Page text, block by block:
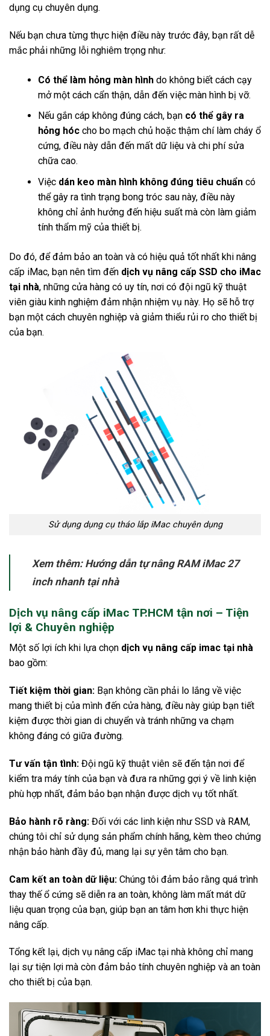
dụng cụ chuyên dụng.
Nếu bạn chưa từng thực hiện điều này trước đây, bạn rất dễ
mắc phải những lỗi nghiêm trọng như:
Có thể làm hỏng màn hình do không biết cách cạy
mở một cách cẩn thận, dẫn đến việc màn hình bị vỡ.
Nếu gắn cáp không đúng cách, bạn có thể gây ra
hỏng hóc cho bo mạch chủ hoặc thậm chí làm cháy ổ
cứng, điều này dẫn đến mất dữ liệu và chi phí sửa
chữa cao.
Việc dán keo màn hình không đúng tiêu chuẩn có
thể gây ra tình trạng bong tróc sau này, điều này
không chỉ ảnh hưởng đến hiệu suất mà còn làm giảm
tính thẩm mỹ của thiết bị.
Do đó, để đảm bảo an toàn và có hiệu quả tốt nhất khi nâng
cấp iMac, bạn nên tìm đến dịch vụ nâng cấp SSD cho iMac
tại nhà, những cửa hàng có uy tín, nơi có đội ngũ kỹ thuật
viên giàu kinh nghiệm đảm nhận nhiệm vụ này. Họ sẽ hỗ trợ
bạn một cách chuyên nghiệp và giảm thiểu rủi ro cho thiết bị
của bạn.
Sử dụng dụng cụ tháo lắp iMac chuyên dụng
Xem thêm: Hướng dẫn tự nâng RAM iMac 27
inch nhanh tại nhà
Dịch vụ nâng cấp iMac TP.HCM tận nơi – Tiện
lợi & Chuyên nghiệp
Một số lợi ích khi lựa chọn dịch vụ nâng cấp imac tại nhà
bao gồm:
Tiết kiệm thời gian: Bạn không cần phải lo lắng về việc
mang thiết bị của mình đến cửa hàng, điều này giúp bạn tiết
kiệm được thời gian di chuyển và tránh những va chạm
không đáng có giữa đường.
Tư vấn tận tình: Đội ngũ kỹ thuật viên sẽ đến tận nơi để
kiểm tra máy tính của bạn và đưa ra những gợi ý về linh kiện
phù hợp nhất, đảm bảo bạn nhận được dịch vụ tốt nhất.
Bảo hành rõ ràng: Đối với các linh kiện như SSD và RAM,
chúng tôi chỉ sử dụng sản phẩm chính hãng, kèm theo chứng
nhận bảo hành đầy đủ, mang lại sự yên tâm cho bạn.
Cam kết an toàn dữ liệu: Chúng tôi đảm bảo rằng quá trình
thay thế ổ cứng sẽ diễn ra an toàn, không làm mất mát dữ
liệu quan trọng của bạn, giúp bạn an tâm hơn khi thực hiện
nâng cấp.
Tổng kết lại, dịch vụ nâng cấp iMac tại nhà không chỉ mang
lại sự tiện lợi mà còn đảm bảo tính chuyên nghiệp và an toàn
cho thiết bị của bạn.